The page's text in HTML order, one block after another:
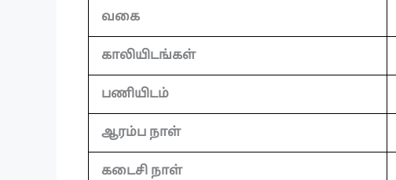
வகை
காலியிடங்கள்
பணியிடம்
ஆரம்ப நாள்
கடைசி நாள்